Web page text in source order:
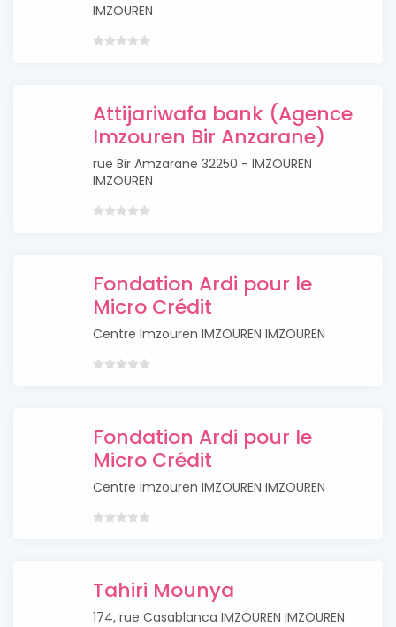
IMZOUREN
Attijariwafa bank (Agence
Imzouren Bir Anzarane)
rue Bir Amzarane 32250 - IMZOUREN
IMZOUREN
Fondation Ardi pour le
Micro Crédit
Centre Imzouren IMZOUREN IMZOUREN
Fondation Ardi pour le
Micro Crédit
Centre Imzouren IMZOUREN IMZOUREN
Tahiri Mounya
174, rue Casablanca IMZOUREN IMZOUREN